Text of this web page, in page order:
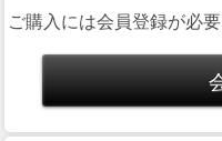
ご購入には会員登録が必要